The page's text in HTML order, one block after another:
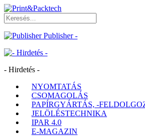
Publisher -
- Hirdetés -
NYOMTATÁS
CSOMAGOLÁS
PAPÍRGYÁRTÁS, -
JELÖLÉSTECHNIKA
IPAR 4.0
E-MAGAZIN